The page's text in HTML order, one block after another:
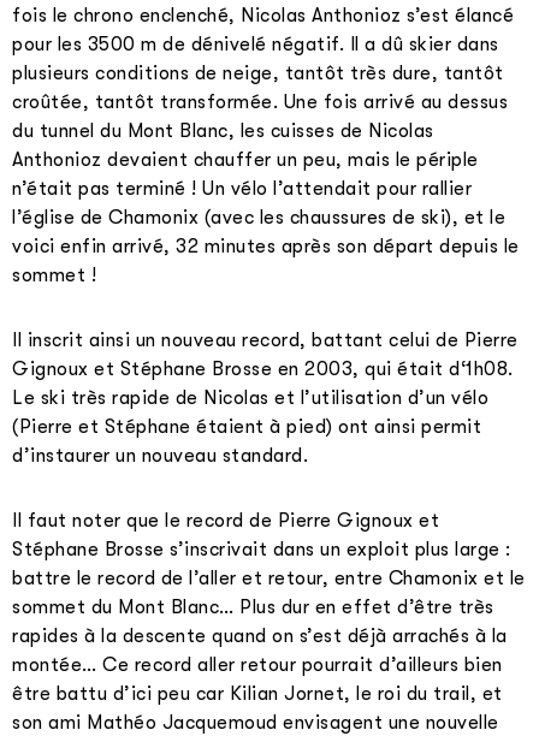
fois le chrono enclenché, Nicolas Anthonioz s’est élancé
pour les 3500 m de dénivelé négatif. Il a dû skier dans
plusieurs conditions de neige, tantôt très dure, tantôt
croûtée, tantôt transformée. Une fois arrivé au dessus
du tunnel du Mont Blanc, les cuisses de Nicolas
Anthonioz devaient chauffer un peu, mais le périple
n’était pas terminé ! Un vélo l’attendait pour rallier
l’église de Chamonix (avec les chaussures de ski), et le
voici enfin arrivé, 32 minutes après son départ depuis le
sommet !
Il inscrit ainsi un nouveau record, battant celui de Pierre
Gignoux et Stéphane Brosse en 2003, qui était d‘1h08.
Le ski très rapide de Nicolas et l’utilisation d’un vélo
(Pierre et Stéphane étaient à pied) ont ainsi permit
d’instaurer un nouveau standard.
Il faut noter que le record de Pierre Gignoux et
Stéphane Brosse s’inscrivait dans un exploit plus large :
battre le record de l’aller et retour, entre Chamonix et le
sommet du Mont Blanc… Plus dur en effet d’être très
rapides à la descente quand on s’est déjà arrachés à la
montée… Ce record aller retour pourrait d’ailleurs bien
être battu d’ici peu car Kilian Jornet, le roi du trail, et
son ami Mathéo Jacquemoud envisagent une nouvelle